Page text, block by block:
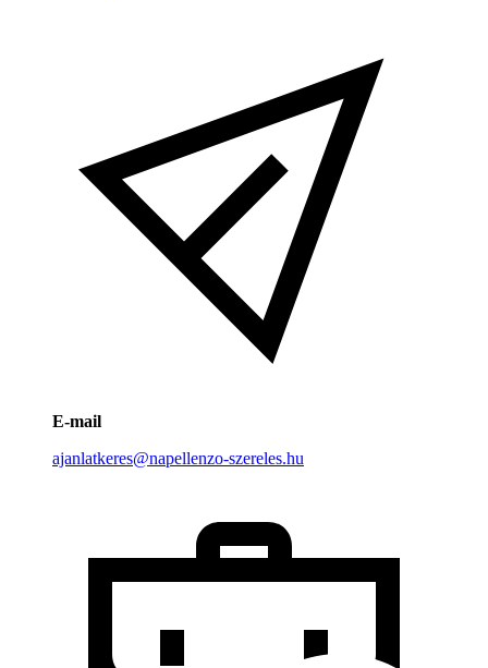
E-mail
ajanlatkeres@napellenzo-szereles.hu